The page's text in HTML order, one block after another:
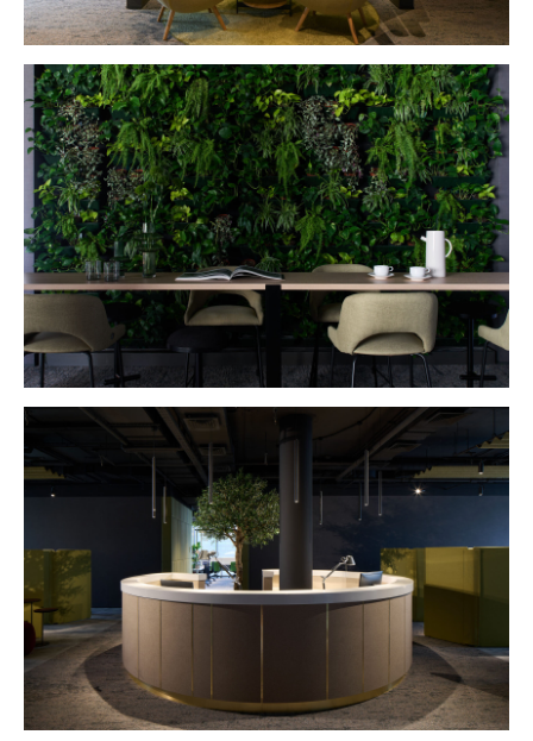
*Instagram
МАХ
Вконтакте
Телеграм
Чойс у вас в телефоне
Рекламодателям
ООО «Вам понравится»
Чойс. Новости Екатеринбурга, люди, места,
события